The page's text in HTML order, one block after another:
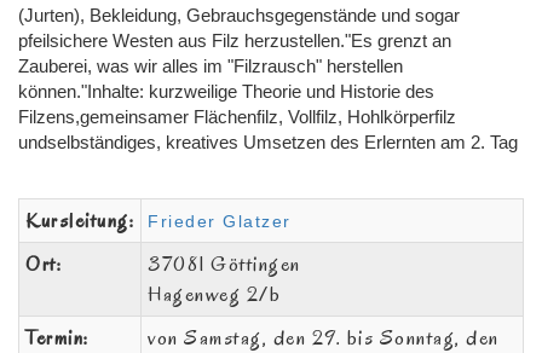
(Jurten), Bekleidung, Gebrauchsgegenstände und sogar
pfeilsichere Westen aus Filz herzustellen."Es grenzt an
Zauberei, was wir alles im "Filzrausch" herstellen
können."Inhalte: kurzweilige Theorie und Historie des
Filzens,gemeinsamer Flächenfilz, Vollfilz, Hohlkörperfilz
undselbständiges, kreatives Umsetzen des Erlernten am 2. Tag
Kursleitung: Frieder Glatzer
Ort:
37081 Göttingen
Hagenweg 2/b
Termin:
von Samstag, den 29. bis Sonntag, den